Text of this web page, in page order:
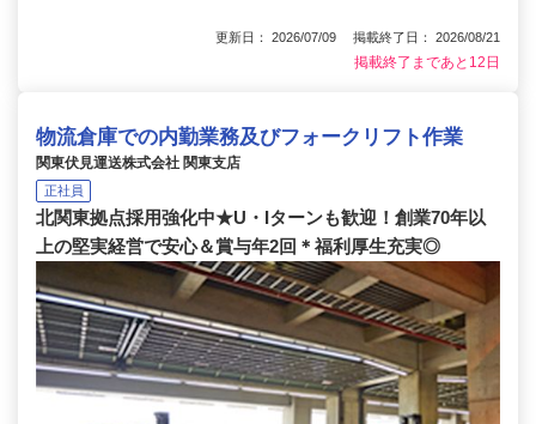
更新日： 2026/07/09 掲載終了日： 2026/08/21
掲載終了まであと12日
物流倉庫での内勤業務及びフォークリフト作業
関東伏見運送株式会社 関東支店
正社員
北関東拠点採用強化中★U・Iターンも歓迎！創業70年以
上の堅実経営で安心＆賞与年2回＊福利厚生充実◎